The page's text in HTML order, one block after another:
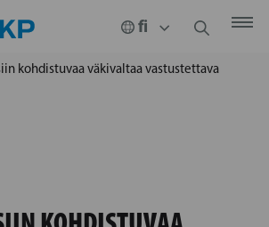
kohdistuvaa väkivaltaa vastustettava